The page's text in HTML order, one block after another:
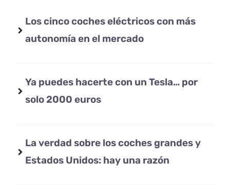
Los cinco coches eléctricos con más
autonomía en el mercado
Ya puedes hacerte con un Tesla… por
solo 2000 euros
La verdad sobre los coches grandes y
Estados Unidos: hay una razón